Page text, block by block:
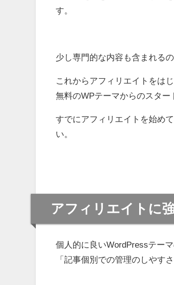
す。
少し専門的な内容も含まれる
これからアフィリエイトをは
無料のWPテーマからのスター
すでにアフィリエイトを始め
い。
アフィリエイトに
個人的に良いWordPressテー
「記事個別での管理のしやす